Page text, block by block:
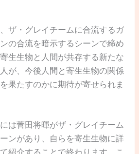
ザ・グレイチームに合流するガ
の合流を暗示するシーンで締め
生生物と人間が共存する新たな
が、今後人間と寄生生物の関係
果たすのかに期待が寄せられま
は菅田将暉がザ・グレイチーム
ンがあり、自らを寄生生物に詳
紹介することで終わります。こ